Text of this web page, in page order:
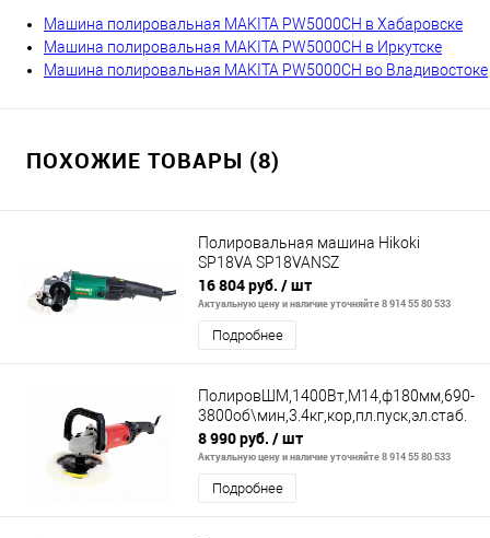
Машина полировальная MAKITA PW5000CH в Хабаровске
Машина полировальная MAKITA PW5000CH в Иркутске
Машина полировальная MAKITA PW5000CH во Владивостоке
ПОХОЖИЕ ТОВАРЫ (8)
Полировальная машина Hikoki
SP18VA SP18VANSZ
16 804 руб. / шт
Актуальную цену и наличие уточняйте 8 914 55 80 533
Подробнее
ПолировШМ,1400Вт,M14,ф180мм,690-
3800об\мин,3.4кг,кор,пл.пуск,эл.стаб.
8 990 руб. / шт
Актуальную цену и наличие уточняйте 8 914 55 80 533
Подробнее